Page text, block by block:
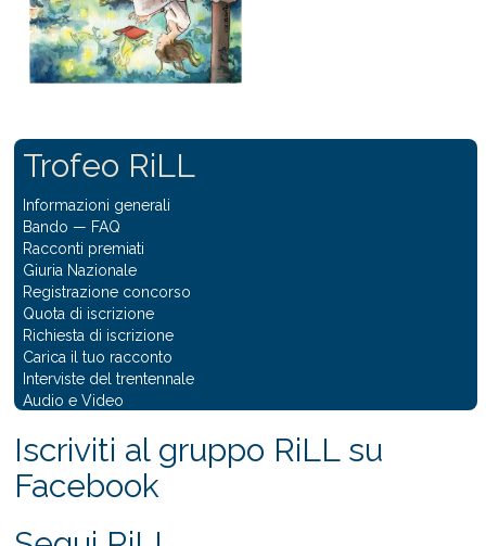
Trofeo RiLL
Informazioni generali
Bando — FAQ
Racconti premiati
Giuria Nazionale
Registrazione concorso
Quota di iscrizione
Richiesta di iscrizione
Carica il tuo racconto
Interviste del trentennale
Audio e Video
Iscriviti al gruppo RiLL su
Facebook